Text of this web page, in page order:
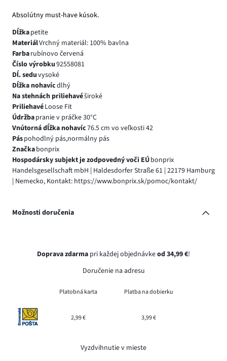
Absolútny must-have kúsok.
Dĺžkapetite
MateriálVrchný materiál: 100% bavlna
Farbarubínovo červená
Číslo výrobku92558081
Dĺ. seduvysoké
Dĺžka nohavícdlhý
Na stehnách priliehavéširoké
PriliehavéLoose Fit
Údržbapranie v práčke 30°C
Vnútorná dĺžka nohavíc76.5 cm vo veľkosti 42
Páspohodlný pás,normálny pás
Značkabonprix
Hospodársky subjekt je zodpovedný voči EÚbonprix
Handelsgesellschaft mbH | Haldesdorfer Straße 61 | 22179 Hamburg
| Nemecko, Kontakt: https://www.bonprix.sk/pomoc/kontakt/
Možnosti doručenia
Doprava zdarma pri každej objednávkeod 34,99 €!
Doručenie na adresu
Platobná karta Platba na dobierku
2,99 € 3,99 €
Vyzdvihnutie v mieste